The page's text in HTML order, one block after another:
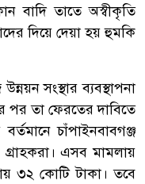
বাদি তাতে অস্বীকৃতি
দিয়ে দেয়া হয় হুমকি
সংস্থার ব্যবস্থাপনা
পর তা ফেরতের দাবিতে
চাঁপাইনবাবগঞ্জ
এসব মামলায়
৩২ কোটি টাকা। তবে